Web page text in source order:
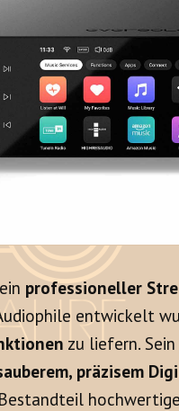
professioneller
entwickelt
zu liefern.
präzisem